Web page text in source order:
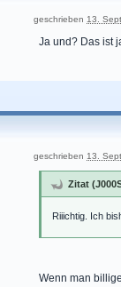
geschrieben 13.
Ja und? Das ist
geschrieben 13.
Zitat
Riiichtig. Ich
Wenn man